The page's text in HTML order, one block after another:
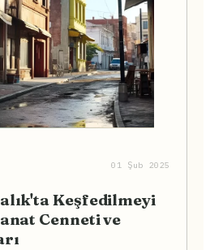
01 Şub 2025
Keşfedilmeyi
Cenneti ve